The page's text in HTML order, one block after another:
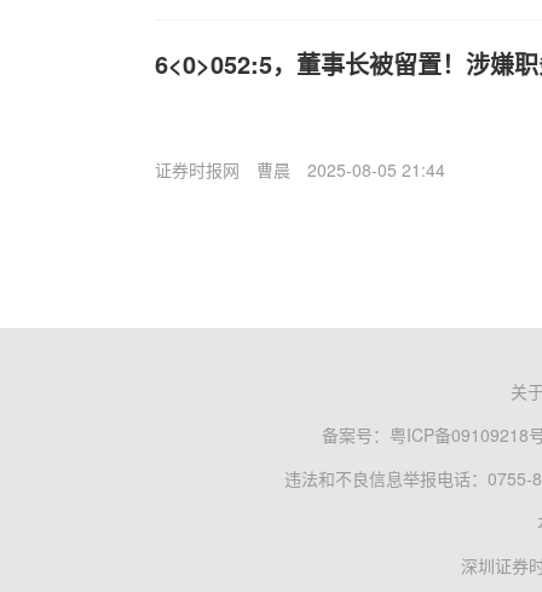
6<0>052:5，董事长被留置！涉嫌
证券时报网 曹晨 2025-08-05 21:44
关
备案号： 粤ICP备09109218
违法和不良信息举报电话：0755-
深圳证券